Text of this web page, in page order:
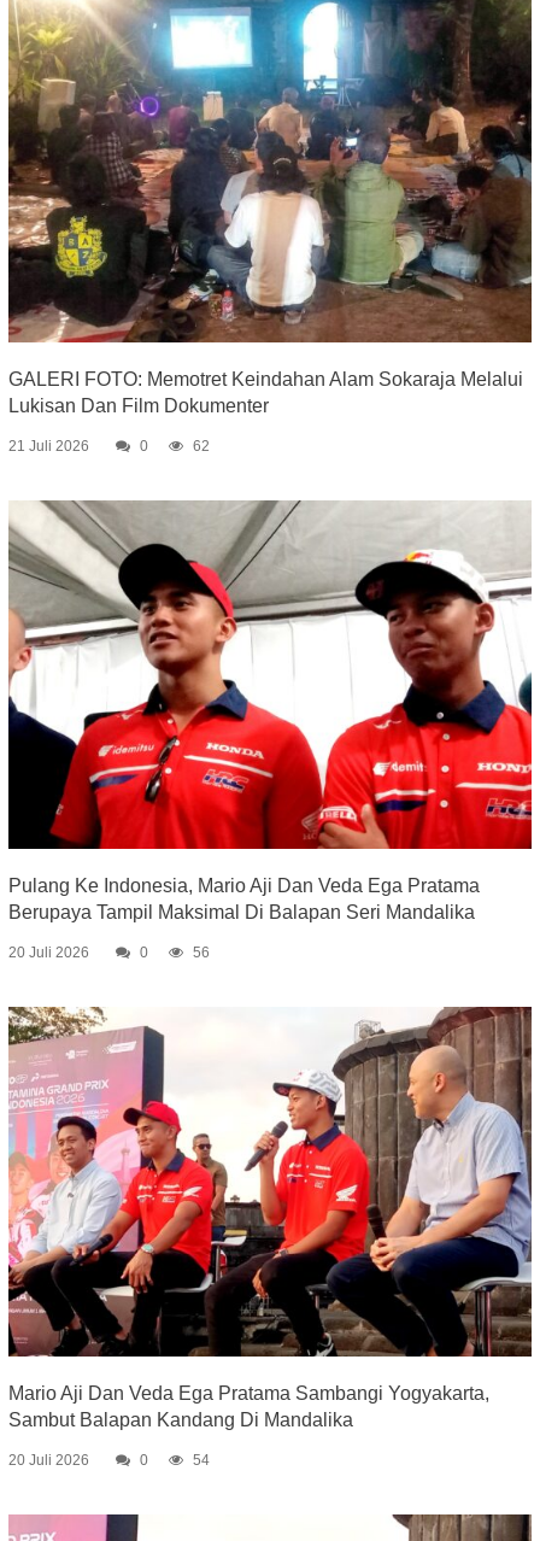
GALERI FOTO: Memotret Keindahan Alam Sokaraja Melalui
Lukisan Dan Film Dokumenter
21 Juli 2026 0 62
Pulang Ke Indonesia, Mario Aji Dan Veda Ega Pratama
Berupaya Tampil Maksimal Di Balapan Seri Mandalika
20 Juli 2026 0 56
Mario Aji Dan Veda Ega Pratama Sambangi Yogyakarta,
Sambut Balapan Kandang Di Mandalika
20 Juli 2026 0 54